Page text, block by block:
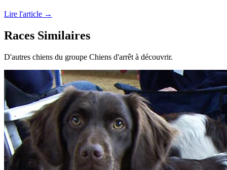
Lire l'article →
Races Similaires
D'autres chiens du groupe Chiens d'arrêt à découvrir.